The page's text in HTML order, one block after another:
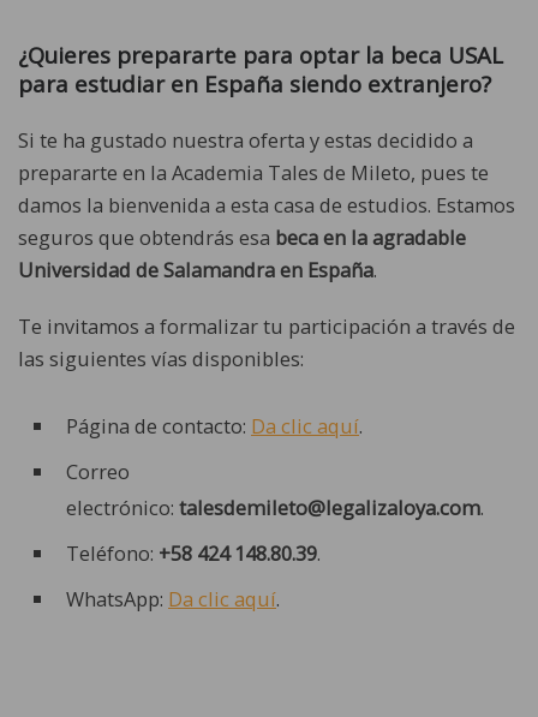
¿Quieres prepararte para optar la beca USAL
para estudiar en España siendo extranjero?
Si te ha gustado nuestra oferta y estas decidido a
prepararte en la Academia Tales de Mileto, pues te
damos la bienvenida a esta casa de estudios. Estamos
seguros que obtendrás esa beca en la agradable
Universidad de Salamandra en España.
Te invitamos a formalizar tu participación a través de
las siguientes vías disponibles:
Página de contacto: Da clic aquí.
Correo
electrónico: talesdemileto@legalizaloya.com.
Teléfono: +58 424 148.80.39.
WhatsApp: Da clic aquí.